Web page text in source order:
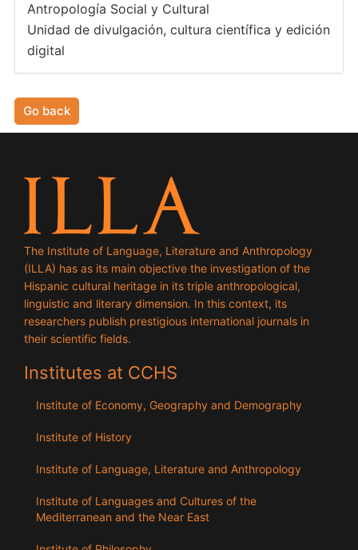
Antropología Social y Cultural
Unidad de divulgación, cultura científica y edición
digital
Go back
The Institute of Language, Literature and Anthropology
(ILLA) has as its main objective the investigation of the
Hispanic cultural heritage in its triple anthropological,
linguistic and literary dimension. In this context, its
researchers publish prestigious international journals in
their scientific fields.
Institutes at CCHS
Institute of Economy, Geography and Demography
Institute of History
Institute of Language, Literature and Anthropology
Institute of Languages ​​and Cultures of the
Mediterranean and the Near East